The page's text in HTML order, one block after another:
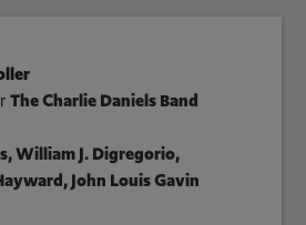
The Charlie Daniels Band
William J. Digregorio,
John Louis Gavin